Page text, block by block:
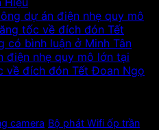
dự án điện nhẹ quy mô
tốc về đích đón Tết
có bình luận ở Minh Tân
điện nhẹ quy mô lớn tại
về đích đón Tết Đoan Ngọ
camera Bộ phát Wifi ốp trần